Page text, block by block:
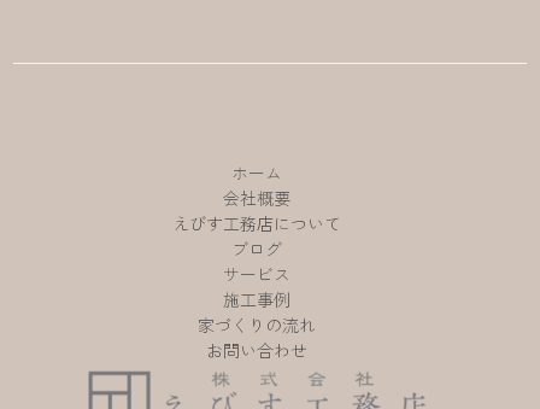
ホーム
会社概要
えびす工務店について
ブログ
サービス
施工事例
家づくりの流れ
お問い合わせ